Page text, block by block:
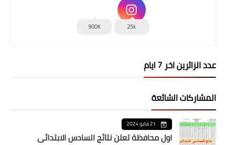
25k
900K
عدد الزائرين اخر 7 ايام
المشاركات الشائعة
21 مايو 2024
اول محافظة تعلن نتائج السادس الابتدائي